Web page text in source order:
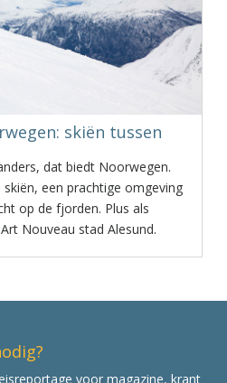
skiën tussen
dat biedt Noorwegen.
een prachtige omgeving
op de fjorden. Plus als
Nouveau stad Alesund.
voor magazine, krant